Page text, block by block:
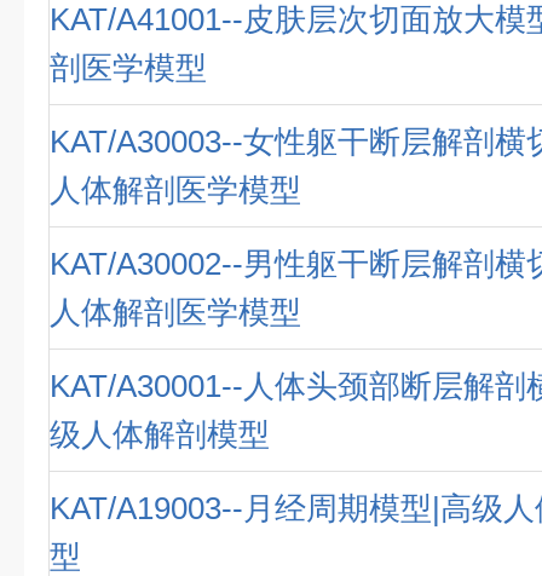
KAT/A41001--皮肤层次切面放大模
剖医学模型
KAT/A30003--女性躯干断层解剖横
人体解剖医学模型
KAT/A30002--男性躯干断层解剖横
人体解剖医学模型
KAT/A30001--人体头颈部断层解剖
级人体解剖模型
KAT/A19003--月经周期模型|高级
型